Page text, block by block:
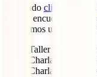
Haciendo clic en este
en este encuentro
mostramos un pequeño
Taller para
Charla
Charla “Vivir sin